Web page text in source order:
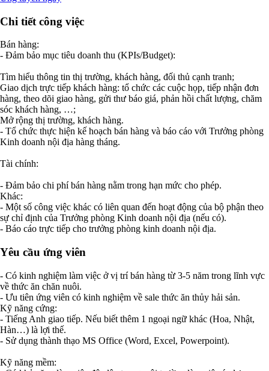
Chi tiết công việc
Bán hàng:
- Đảm bảo mục tiêu doanh thu (KPIs/Budget):
Tìm hiểu thông tin thị trường, khách hàng, đối thủ cạnh tranh;
Giao dịch trực tiếp khách hàng: tổ chức các cuộc họp, tiếp nhận đơn
hàng, theo dõi giao hàng, gửi thư báo giá, phản hồi chất lượng, chăm
sóc khách hàng, …;
Mở rộng thị trường, khách hàng.
- Tổ chức thực hiện kế hoạch bán hàng và báo cáo với Trưởng phòng
Kinh doanh nội địa hàng tháng.
Tài chính:
- Đảm bảo chi phí bán hàng nằm trong hạn mức cho phép.
Khác:
- Một số công việc khác có liên quan đến hoạt động của bộ phận theo
sự chỉ định của Trưởng phòng Kinh doanh nội địa (nếu có).
- Báo cáo trực tiếp cho trưởng phòng kinh doanh nội địa.
Yêu cầu ứng viên
- Có kinh nghiệm làm việc ở vị trí bán hàng từ 3-5 năm trong lĩnh vực
về thức ăn chăn nuôi.
- Ưu tiên ứng viên có kinh nghiệm về sale thức ăn thủy hải sản.
Kỹ năng cứng:
- Tiếng Anh giao tiếp. Nếu biết thêm 1 ngoại ngữ khác (Hoa, Nhật,
Hàn…) là lợi thế.
- Sử dụng thành thạo MS Office (Word, Excel, Powerpoint).
Kỹ năng mềm: